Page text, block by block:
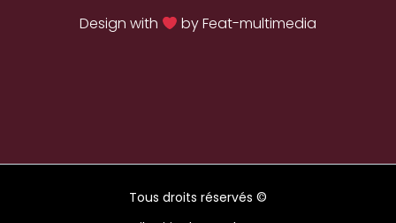
Design with by Feat-multimedia
Tous droits réservés ©